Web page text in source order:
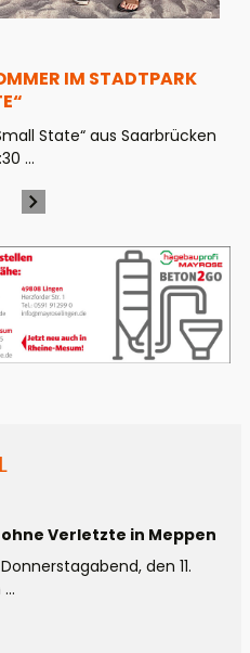
IM STADTPARK
State“ aus Saarbrücken
...
Verletzte in Meppen
den 11.